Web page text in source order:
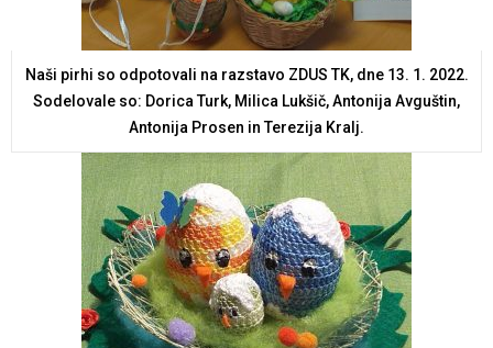
Naši pirhi so odpotovali na razstavo ZDUS TK, dne 13. 1. 2022.
Sodelovale so: Dorica Turk, Milica Lukšič, Antonija Avguštin,
Antonija Prosen in Terezija Kralj.